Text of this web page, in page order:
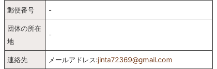
郵便番号 -
団体の所在
地
-
連絡先 メールアドレス:jinta72369@gmail.com